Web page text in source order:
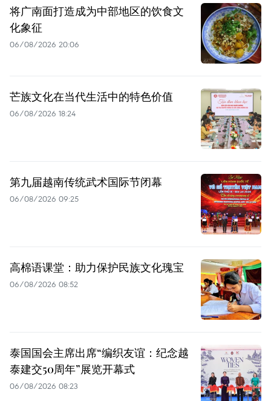
将广南面打造成为中部地区的饮食文
化象征
06/08/2026 20:06
芒族文化在当代生活中的特色价值
06/08/2026 18:24
第九届越南传统武术国际节闭幕
06/08/2026 09:25
高棉语课堂：助力保护民族文化瑰宝
06/08/2026 08:52
泰国国会主席出席“编织友谊：纪念越
泰建交50周年”展览开幕式
06/08/2026 08:23